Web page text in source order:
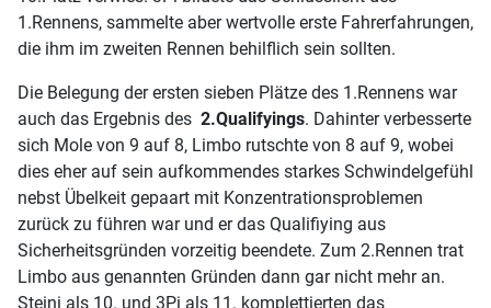
1.Rennens, sammelte aber wertvolle erste Fahrerfahrungen,
die ihm im zweiten Rennen behilflich sein sollten.
Die Belegung der ersten sieben Plätze des 1.Rennens war
auch das Ergebnis des 2.Qualifyings. Dahinter verbesserte
sich Mole von 9 auf 8, Limbo rutschte von 8 auf 9, wobei
dies eher auf sein aufkommendes starkes Schwindelgefühl
nebst Übelkeit gepaart mit Konzentrationsproblemen
zurück zu führen war und er das Qualifiying aus
Sicherheitsgründen vorzeitig beendete. Zum 2.Rennen trat
Limbo aus genannten Gründen dann gar nicht mehr an.
Steini als 10. und 3Pi als 11. komplettierten das